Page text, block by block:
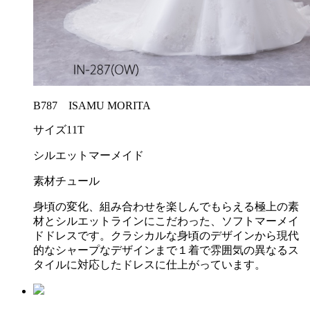
B787 ISAMU MORITA
サイズ11T
シルエット マーメイド
素材チュール
身頃の変化、組み合わせを楽しんでもらえる極上の素
材とシルエットラインにこだわった、ソフトマーメイ
ドドレスです。クラシカルな身頃のデザインから現代
的なシャープなデザインまで１着で雰囲気の異なるス
タイルに対応したドレスに仕上がっています。